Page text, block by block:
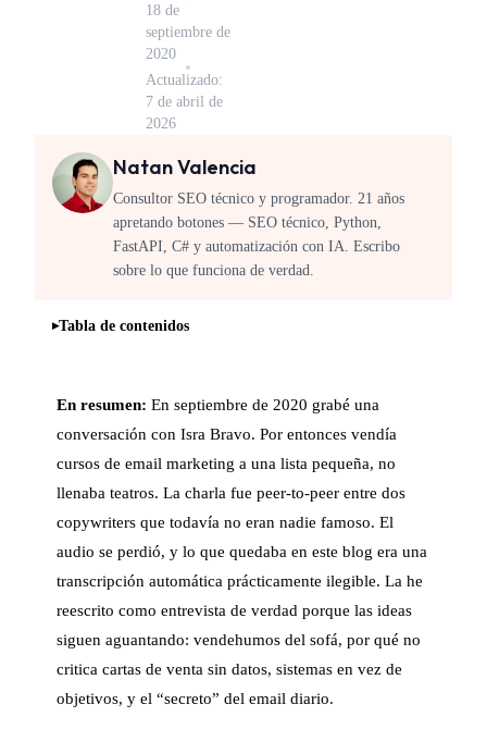
18 de
septiembre de
2020
Actualizado:
7 de abril de
2026
Natan Valencia
Consultor SEO técnico y programador. 21 años
apretando botones — SEO técnico, Python,
FastAPI, C# y automatización con IA. Escribo
sobre lo que funciona de verdad.
Tabla de contenidos
En resumen: En septiembre de 2020 grabé una
conversación con Isra Bravo. Por entonces vendía
cursos de email marketing a una lista pequeña, no
llenaba teatros. La charla fue peer-to-peer entre dos
copywriters que todavía no eran nadie famoso. El
audio se perdió, y lo que quedaba en este blog era una
transcripción automática prácticamente ilegible. La he
reescrito como entrevista de verdad porque las ideas
siguen aguantando: vendehumos del sofá, por qué no
critica cartas de venta sin datos, sistemas en vez de
objetivos, y el “secreto” del email diario.